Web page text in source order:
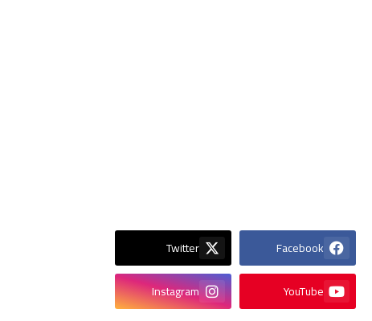
Facebook
Twitter
YouTube
Instagram